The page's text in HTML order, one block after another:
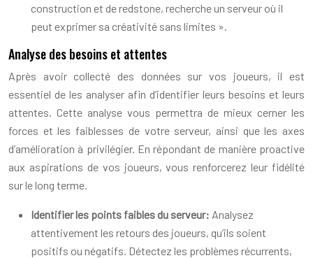
construction et de redstone, recherche un serveur où il
peut exprimer sa créativité sans limites ».
Analyse des besoins et attentes
Après avoir collecté des données sur vos joueurs, il est
essentiel de les analyser afin d’identifier leurs besoins et leurs
attentes. Cette analyse vous permettra de mieux cerner les
forces et les faiblesses de votre serveur, ainsi que les axes
d’amélioration à privilégier. En répondant de manière proactive
aux aspirations de vos joueurs, vous renforcerez leur fidélité
sur le long terme.
Identifier les points faibles du serveur: Analysez
attentivement les retours des joueurs, qu’ils soient
positifs ou négatifs. Détectez les problèmes récurrents,